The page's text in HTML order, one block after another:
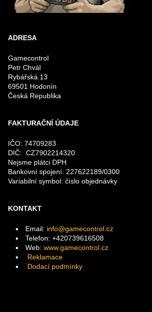
ADRESA
Gamecontrol
Petr Chvál
Rybářská 13
69501 Hodonín
Česká Republika
FAKTURAČNÍ ÚDAJE
IČO: 74709283
DIČ: CZ7902214320
Nejsme plátci DPH
Bankovní spojení: 227622189/0300
Variabilní symbol: číslo objednávky
KONTAKT
Email: info@gamecontrol.cz
Telefon: +420739616508
Web: www.gamecontrol.cz
Reklamace
Dodací podmínky